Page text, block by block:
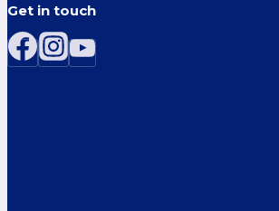
Get in touch